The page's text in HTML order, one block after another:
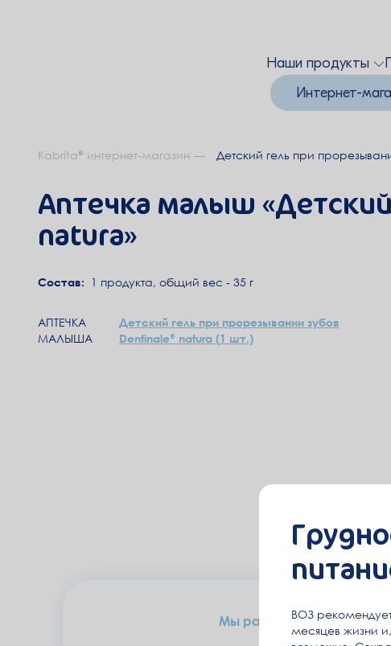
Наши продукты
Интернет-
Kabrita® интернет-магазин Детский гель при
Аптечка малыш
natura»
Cостав: 1 продукта, общий вес - 35 г
АПТЕЧКА
МАЛЫША
Детский гель при прорезывании зубов
Dentinale® natura (1 шт.)
Мы работаем с
ВОЗ
месяцев жизни